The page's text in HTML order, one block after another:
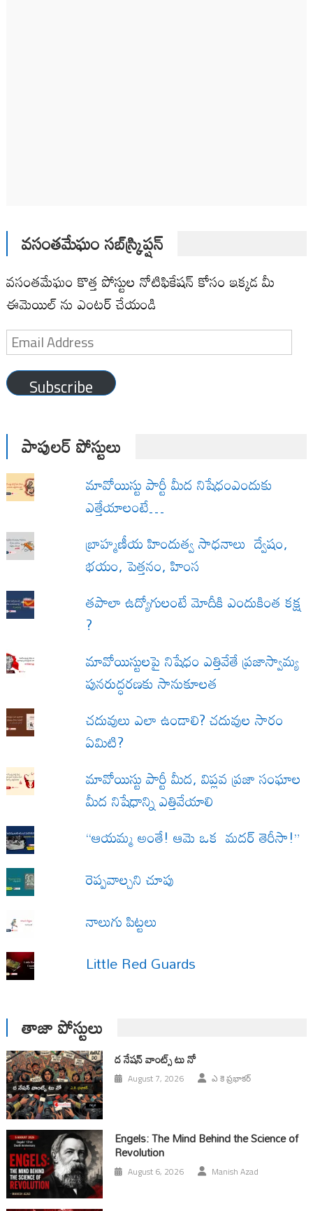
వసంతమేఘం సబ్‌స్క్రిప్షన్
వసంతమేఘం కొత్త పోస్టుల నోటిఫికేషన్ కోసం ఇక్కడ మీ
ఈమెయిల్ ను ఎంటర్ చేయండి
Email
Address
Subscribe
పాపులర్ పోస్టులు
మావోయిస్టు పార్టీ మీద నిషేధంఎందుకు
ఎత్తేయాలంటే…
బ్రాహ్మణీయ హిందుత్వ సాధనాలు ద్వేషం,
భయం, పెత్తనం, హింస
త‌పాలా ఉద్యోగులంటే మోదీకి ఎందుకింత కక్ష
?
మావోయిస్టులపై నిషేధం ఎత్తివేతే ప్రజాస్వామ్య
పునరుద్ధరణకు సానుకూలత
చదువులు ఎలా ఉండాలి? చదువుల సారం
ఏమిటి?
మావోయిస్టు పార్టీ మీద, విప్లవ ప్రజా సంఘాల
మీద నిషేధాన్ని ఎత్తివేయాలి
“ఆయమ్మ అంతే! ఆమె ఒక మదర్ తెరీసా!”
రెప్పవాల్చని చూపు
నాలుగు పిట్టలు
Little Red Guards
తాజా పోస్టులు
ద నేషన్ వాంట్స్ టు నో
August 7, 2026 ఎ కె ప్రభాకర్
Engels: The Mind Behind the Science of
Revolution
August 6, 2026 Manish Azad